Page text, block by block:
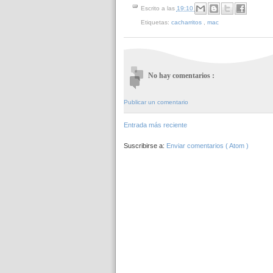
Escrito a las 19:10
Etiquetas: cacharritos mac
No hay comentarios :
Publicar un comentario
Entrada más reciente
Suscribirse a: Enviar comentarios ( Atom )